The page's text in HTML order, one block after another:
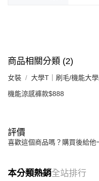
商品相關分類 (2)
女裝 大學T｜刷毛/機能大
機能涼感褲款$888
評價
喜歡這個商品嗎？購買後給他
本分類熱銷全站排行